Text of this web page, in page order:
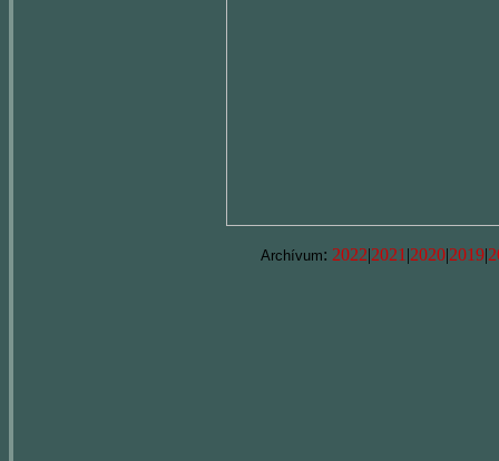
Archívum: 2022|2021 |2020|2019|